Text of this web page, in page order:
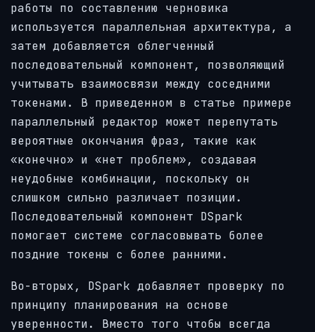
работы по составлению черновика
используется параллельная архитектура, а
затем добавляется облегченный
последовательный компонент, позволяющий
учитывать взаимосвязи между соседними
токенами. В приведенном в статье примере
параллельный редактор может перепутать
вероятные окончания фраз, такие как
«конечно» и «нет проблем», создавая
неудобные комбинации, поскольку он
слишком сильно различает позиции.
Последовательный компонент DSpark
помогает системе согласовывать более
поздние токены с более ранними.
Во-вторых, DSpark добавляет проверку по
принципу планирования на основе
уверенности. Вместо того чтобы всегда